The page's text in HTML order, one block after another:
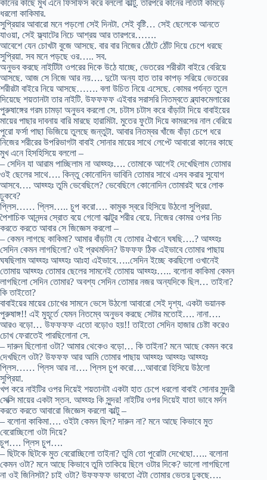
কানের কাছে মুখ এনে ফিসফিস করে বললো কাল্টু. তারপরে কানের লতিটা কামড়ে
ধরলো কাকিমার.
সুপ্রিয়ার আবারো মনে পড়লো সেই দিনটা. সেই বৃষ্টি… সেই ছেলেকে আনতে
যাওয়া, সেই ফ্ল্যাটের নিচে আশ্রয় আর তারপরে…….
আবেশে যেন চোখটা বুজে আসছে. বার বার নিজের ঠোঁটে ঠোঁট দিয়ে চেপে ধরছে
সুপ্রিয়া. সব মনে পড়ছে ওর….. সব.
অনুভব করছে নাইটিটা ওপরের দিকে উঠে যাচ্ছে, ভেতরের শরীরটা বাইরে বেরিয়ে
আসছে. আজ সে নিজে আর নয়…. দুটো অন্য হাত তার কাপড় সরিয়ে ভেতরের
শরীরটা বাইরে নিয়ে আসছে……. বলা উচিত নিয়ে এসেছে. কোমর পর্যন্ত তুলে
দিয়েছে শয়তানটা তার নাইটি. উফফফফ এইবার সরাসরি নিতম্বতে ব্ল্যাকমেলারের
পুরুষাঙ্গের গরম চামড়া অনুভব করলো সে. চটাস চটাস করে বাঁড়াটা দিয়ে বাবাইয়ের
মায়ের পাছার দাবনায় বারি মারছে হারামিটা. মুতের ফুটো দিয়ে কামরসের নাল বেরিয়ে
পুরো ফর্সা পাছা ভিজিয়ে তুলছে জন্তুটা. আবার নিতম্বর খাঁজে বাঁড়া চেপে ধরে
নিজের শরীরের উপরিভাগটা বাবাই সোনার মায়ের সাথে লেপ্টে আবারো কানের কাছে
মুখ এনে হিসহিসিয়ে বললো –
– সেদিন যা আরাম পাচ্ছিলাম না আহ্হ্হঃ…. তোমাকে আগেই দেখেছিলাম তোমার
ওই ছেলের সাথে…. কিন্তু কোনোদিন ভাবিনি তোমার সাথে এসব করার সুযোগ
আসবে…. আহ্হ্হঃ তুমি ভেবেছিলে? ভেবেছিলে কোনোদিন তোমারই ঘরে লোক
ঢুকবে?
প্লিস…… প্লিস….. চুপ করো…. কামুক স্বরে হিসিয়ে উঠলো সুপ্রিয়া.
পৈশাচিক আনন্দর স্রোত বয়ে গেলো কাল্টুর শরীর বেয়ে. নিজের কোমর ওপর নিচ
করতে করতে আবার সে জিজ্ঞেস করলো –
– কেমন লাগছে কাকিমা? আমার বাঁড়াটা যে তোমার ঐখানে ঘষছি….? আহ্হ্হঃ
সেদিন কেমন লাগছিলো? ওই প্রথমদিন? উফফফ ঠিক এইভাবে তোমার পাছায়
ঘষছিলাম আহ্হ্হঃ আহ্হ্হঃ আঃহা এইভাবে…..সেদিন ইচ্ছে করছিলো ওখানেই
তোমায় আহ্হ্হঃ তোমার ছেলের সামনেই তোমায় আহ্হ্হঃ….. বলোনা কাকিমা কেমন
লাগছিলো সেদিন তোমার? অবশ্য সেদিন তোমার নজর অন্যদিকে ছিল… তাইনা?
কি তাইতো?
বাবাইয়ের মায়ের চোখের সামনে ভেসে উঠলো আবারো সেই দৃশ্য. একটা ভয়ানক
পুরুষাঙ্গ!! এই মুহূর্তে যেমন নিতম্বে অনুভব করছে সেটার মতোই…. নানা….
আরও বড়ো… উফফফফ এতো বড়োও হয়!! তাইতো সেদিন হাজার চেষ্টা করেও
চোখ ফেরাতেই পারছিলোনা সে.
– দারুন ছিলোনা ওটা? আমার থেকেও বড়ো… কি তাইনা? মনে আছে কেমন করে
দেখছিলে ওটা? উফফফ আর আমি তোমার পাছায় আহ্হ্হঃ আহ্হ্হঃ আহ্হ্হঃ
প্লিস…… প্লিস আর না…. প্লিস চুপ করো….আবারো হিসিয়ে উঠলো
সুপ্রিয়া.
খপ করে নাইটির ওপর দিয়েই শয়তানটা একটা হাত চেপে ধরলো বাবাই সোনার সুন্দরী
সেক্সি মায়ের একটা স্তন. আহ্হ্হঃ কি সুন্দর! নাইটির ওপর দিয়েই যাতা ভাবে মর্দন
করতে করতে আবারো জিজ্ঞেস করলো কাল্টু –
– বলোনা কাকিমা…. ওইটা কেমন ছিল? দারুন না? মনে আছে কিভাবে মুত
বেরোচ্ছিলো ওটা দিয়ে?
চুপ…. প্লিস চুপ….
– ছিটকে ছিটকে মুত বেরোচ্ছিলো তাইনা? তুমি তো পুরোটা দেখেছো….. বলোনা
কেমন ওটা? মনে আছে কিভাবে তুমি তাকিয়ে ছিলে ওটার দিকে? ভালো লাগছিলো
না ওই জিনিসটা? চাই ওটা? উফফফফ ভাবতো ঐটা তোমার ভেতর ঢুকছে….